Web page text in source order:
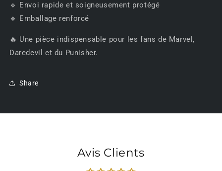
🔹 Envoi rapide et soigneusement protégé
🔹 Emballage renforcé
🔥 Une pièce indispensable pour les fans de Marvel,
Daredevil et du Punisher.
Share
Avis Clients